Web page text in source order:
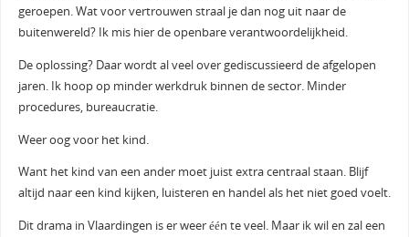
geroepen. Wat voor vertrouwen straal je dan nog uit naar de
buitenwereld? Ik mis hier de openbare verantwoordelijkheid.
De oplossing? Daar wordt al veel over gediscussieerd de afgelopen
jaren. Ik hoop op minder werkdruk binnen de sector. Minder
procedures, bureaucratie.
Weer oog voor het kind.
Want het kind van een ander moet juist extra centraal staan. Blijf
altijd naar een kind kijken, luisteren en handel als het niet goed voelt.
Dit drama in Vlaardingen is er weer één te veel. Maar ik wil en zal een